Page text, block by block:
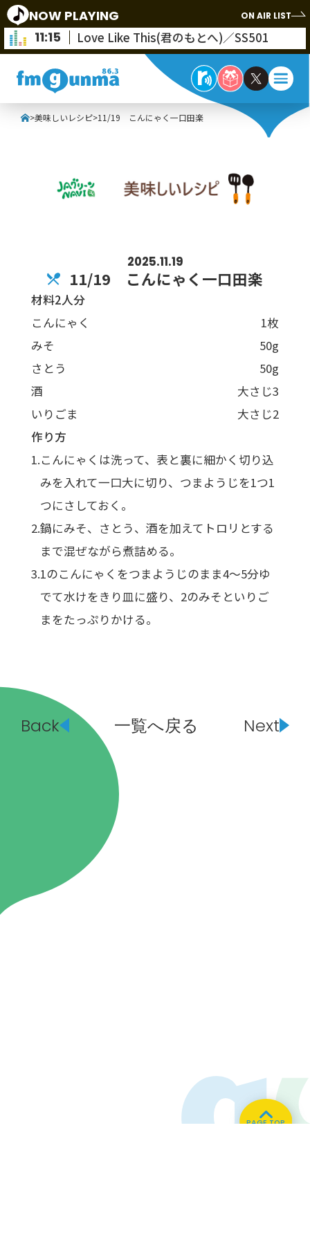
NOW PLAYING ON AIR LIST
11:15 Love Like This(君のもとへ)／SS501
>美味しいレシピ>11/19 こんにゃく一口田楽
2025.11.19
11/19 こんにゃく一口田楽
材料2人分
こんにゃく
1枚
みそ
50g
さとう
50g
酒
大さじ3
いりごま
大さじ2
作り方
こんにゃくは洗って、表と裏に細かく切り込
みを入れて一口大に切り、つまようじを1つ1
つにさしておく。
鍋にみそ、さとう、酒を加えてトロリとする
まで混ぜながら煮詰める。
1のこんにゃくをつまようじのまま4～5分ゆ
でて水けをきり皿に盛り、2のみそといりご
まをたっぷりかける。
Back 一覧へ戻る Next
PAGE TOP